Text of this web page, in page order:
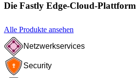
Die Fastly Edge-Cloud-Plattform
Alle Produkte ansehen
Netzwerkservices
Security